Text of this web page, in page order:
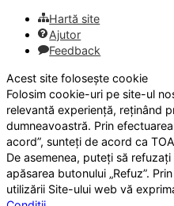
Hartă site
Ajutor
Feedback
Acest site folosește cookie
Folosim cookie-uri pe site-ul
relevantă experiență, reținând
dumneavoastră. Prin
acord”, sunteți de acord ca
De asemenea, puteți să
apăsarea butonului „Refuz”.
utilizării Site-ului web vă